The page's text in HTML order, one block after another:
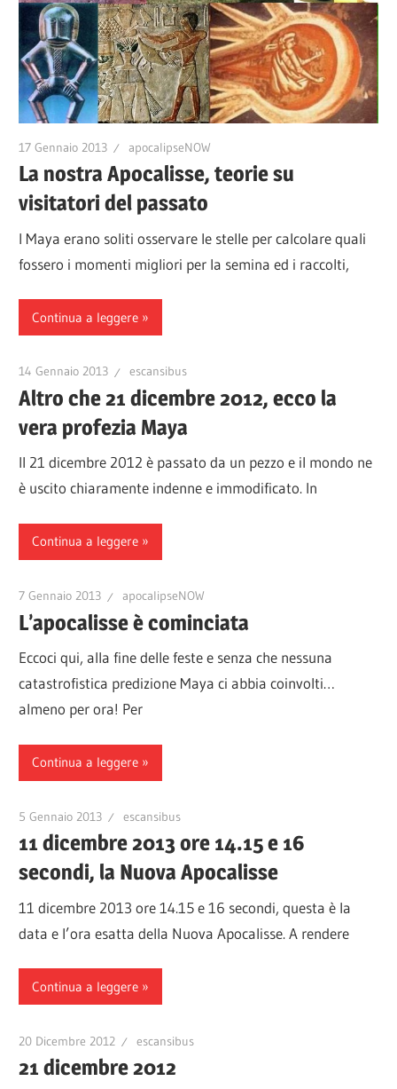
17 Gennaio 2013 apocalipseNOW
La nostra Apocalisse, teorie su
visitatori del passato
I Maya erano soliti osservare le stelle per calcolare quali
fossero i momenti migliori per la semina ed i raccolti,
Continua a leggere
14 Gennaio 2013 escansibus
Altro che 21 dicembre 2012, ecco la
vera profezia Maya
Il 21 dicembre 2012 è passato da un pezzo e il mondo ne
è uscito chiaramente indenne e immodificato. In
Continua a leggere
7 Gennaio 2013 apocalipseNOW
L’apocalisse è cominciata
Eccoci qui, alla fine delle feste e senza che nessuna
catastrofistica predizione Maya ci abbia coinvolti…
almeno per ora! Per
Continua a leggere
5 Gennaio 2013 escansibus
11 dicembre 2013 ore 14.15 e 16
secondi, la Nuova Apocalisse
11 dicembre 2013 ore 14.15 e 16 secondi, questa è la
data e l’ora esatta della Nuova Apocalisse. A rendere
Continua a leggere
20 Dicembre 2012 escansibus
21 dicembre 2012